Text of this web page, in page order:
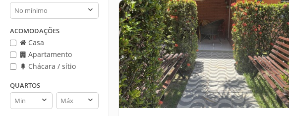
Quantas
pessoas?
ACOMODAÇÕES
Casa
Apartamento
Chácara / sítio
QUARTOS
Quartos
min
Quartos
max